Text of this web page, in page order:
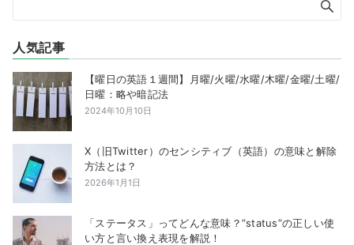
人気記事
【曜日の英語１週間】月曜/火曜/水曜/木曜/金曜/土曜/
日曜：略や暗記法
2024年10月10日
X（旧Twitter）のセンシティブ（英語）の意味と解除
方法とは？
2026年1月1日
「ステータス」ってどんな意味？”status”の正しい使
い方と言い換え表現を解説！